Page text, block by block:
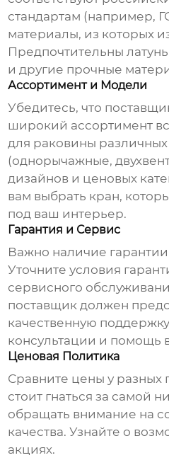
стандартам (например,
материалы, из которых
Предпочтительны
и другие прочные
Ассортимент и Модели
Убедитесь, что
широкий ассортимент
для раковины
(однорычажные,
дизайнов и ценовых
вам выбрать кран,
под ваш интерьер.
Гарантия и Сервис
Важно наличие
Уточните условия
сервисного
поставщик должен
качественную
консультации и помощь
Ценовая Политика
Сравните цены у разных
стоит гнаться за самой
обращать внимание на
качества. Узнайте о
акциях.